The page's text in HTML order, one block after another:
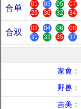
合单 01 03 05 07
29
30 32 34
合双 02 04 06 08
31
33 35 37
家禽：
野兽：
吉美：